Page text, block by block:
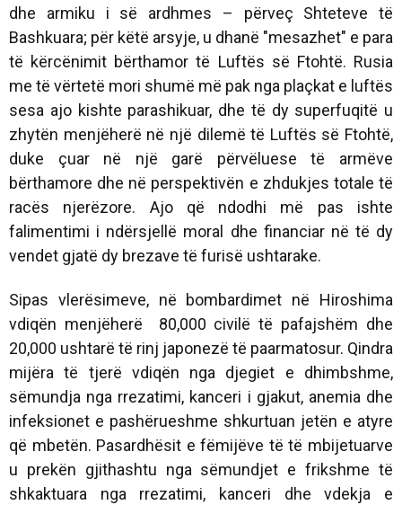
dhe armiku i së ardhmes – përveç Shteteve të
Bashkuara; për këtë arsyje, u dhanë "mesazhet" e para
të kërcënimit bërthamor të Luftës së Ftohtë. Rusia
me të vërtetë mori shumë më pak nga plaçkat e luftës
sesa ajo kishte parashikuar, dhe të dy superfuqitë u
zhytën menjëherë në një dilemë të Luftës së Ftohtë,
duke çuar në një garë përvëluese të armëve
bërthamore dhe në perspektivën e zhdukjes totale të
racës njerëzore. Ajo që ndodhi më pas ishte
falimentimi i ndërsjellë moral dhe financiar në të dy
vendet gjatë dy brezave të furisë ushtarake.
Sipas vlerësimeve, në bombardimet në Hiroshima
vdiqën menjëherë 80,000 civilë të pafajshëm dhe
20,000 ushtarë të rinj japonezë të paarmatosur. Qindra
mijëra të tjerë vdiqën nga djegiet e dhimbshme,
sëmundja nga rrezatimi, kanceri i gjakut, anemia dhe
infeksionet e pashërueshme shkurtuan jetën e atyre
që mbetën. Pasardhësit e fëmijëve të të mbijetuarve
u prekën gjithashtu nga sëmundjet e frikshme të
shkaktuara nga rrezatimi, kanceri dhe vdekja e